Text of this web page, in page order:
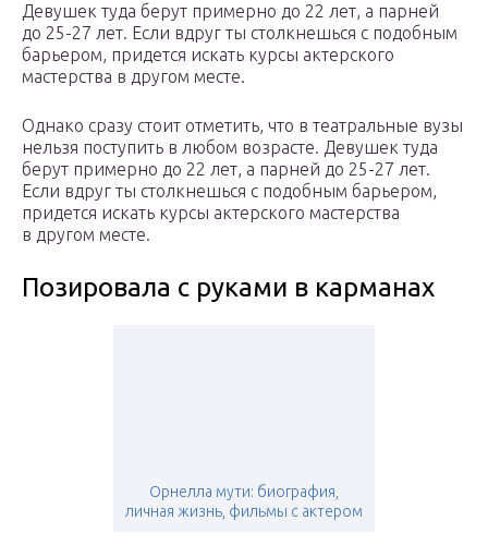
Девушек туда берут примерно до 22 лет, а парней
до 25-27 лет. Если вдруг ты столкнешься с подобным
барьером, придется искать курсы актерского
мастерства в другом месте.
Однако сразу стоит отметить, что в театральные вузы
нельзя поступить в любом возрасте. Девушек туда
берут примерно до 22 лет, а парней до 25-27 лет.
Если вдруг ты столкнешься с подобным барьером,
придется искать курсы актерского мастерства
в другом месте.
Позировала с руками в карманах
Орнелла мути: биография,
личная жизнь, фильмы с актером